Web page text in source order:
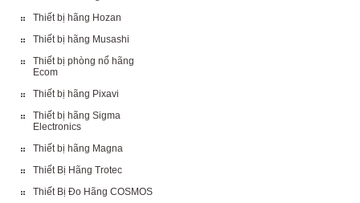
Thiết bị hãng Hozan
Thiết bị hãng Musashi
Thiết bị phòng nổ hãng
Ecom
Thiết bị hãng Pixavi
Thiết bị hãng Sigma
Electronics
Thiết bị hãng Magna
Thiết Bị Hãng Trotec
Thiết Bị Đo Hãng COSMOS